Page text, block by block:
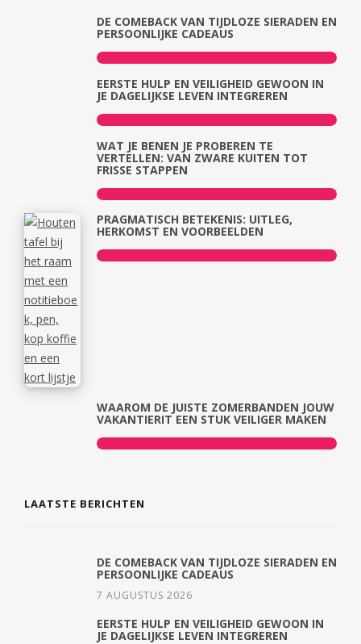
DE COMEBACK VAN TIJDLOZE SIERADEN EN
PERSOONLIJKE CADEAUS
EERSTE HULP EN VEILIGHEID GEWOON IN
JE DAGELIJKSE LEVEN INTEGREREN
WAT JE BENEN JE PROBEREN TE
VERTELLEN: VAN ZWARE KUITEN TOT
FRISSE STAPPEN
PRAGMATISCH BETEKENIS: UITLEG,
HERKOMST EN VOORBEELDEN
WAAROM DE JUISTE ZOMERBANDEN JOUW
VAKANTIERIT EEN STUK VEILIGER MAKEN
LAATSTE BERICHTEN
DE COMEBACK VAN TIJDLOZE SIERADEN EN
PERSOONLIJKE CADEAUS
7 AUGUSTUS 2026
EERSTE HULP EN VEILIGHEID GEWOON IN
JE DAGELIJKSE LEVEN INTEGREREN